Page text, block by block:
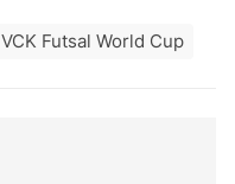
VCK Futsal World Cup